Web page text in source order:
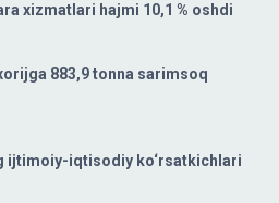
xizmatlari hajmi 10,1 % oshdi
883,9 tonna sarimsoq
ijtimoiy-iqtisodiy ko‘rsatkichlari